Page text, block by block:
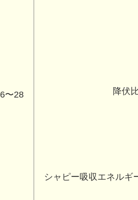
6〜28 降伏
シャピー吸収エネルギ